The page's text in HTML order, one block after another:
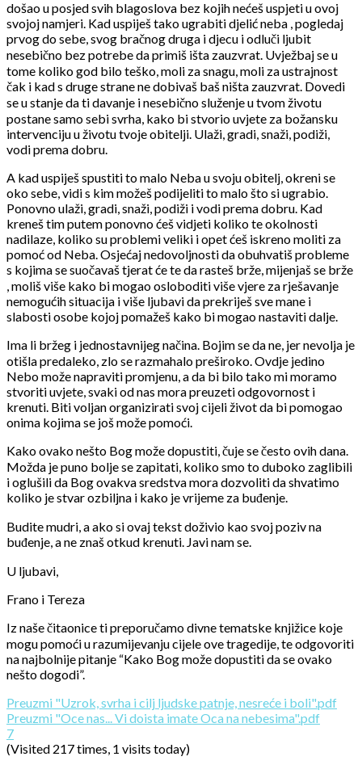
došao u posjed svih blagoslova bez kojih nećeš uspjeti u ovoj
svojoj namjeri. Kad uspiješ tako ugrabiti djelić neba , pogledaj
prvog do sebe, svog bračnog druga i djecu i odluči ljubit
nesebično bez potrebe da primiš išta zauzvrat. Uvježbaj se u
tome koliko god bilo teško, moli za snagu, moli za ustrajnost
čak i kad s druge strane ne dobivaš baš ništa zauzvrat. Dovedi
se u stanje da ti davanje i nesebično služenje u tvom životu
postane samo sebi svrha, kako bi stvorio uvjete za božansku
intervenciju u životu tvoje obitelji. Ulaži, gradi, snaži, podiži,
vodi prema dobru.
A kad uspiješ spustiti to malo Neba u svoju obitelj, okreni se
oko sebe, vidi s kim možeš podijeliti to malo što si ugrabio.
Ponovno ulaži, gradi, snaži, podiži i vodi prema dobru. Kad
kreneš tim putem ponovno ćeš vidjeti koliko te okolnosti
nadilaze, koliko su problemi veliki i opet ćeš iskreno moliti za
pomoć od Neba. Osjećaj nedovoljnosti da obuhvatiš probleme
s kojima se suočavaš tjerat će te da rasteš brže, mijenjaš se brže
, moliš više kako bi mogao osloboditi više vjere za rješavanje
nemogućih situacija i više ljubavi da prekriješ sve mane i
slabosti osobe kojoj pomažeš kako bi mogao nastaviti dalje.
Ima li bržeg i jednostavnijeg načina. Bojim se da ne, jer nevolja je
otišla predaleko, zlo se razmahalo preširoko. Ovdje jedino
Nebo može napraviti promjenu, a da bi bilo tako mi moramo
stvoriti uvjete, svaki od nas mora preuzeti odgovornost i
krenuti. Biti voljan organizirati svoj cijeli život da bi pomogao
onima kojima se još može pomoći.
Kako ovako nešto Bog može dopustiti, čuje se često ovih dana.
Možda je puno bolje se zapitati, koliko smo to duboko zaglibili
i oglušili da Bog ovakva sredstva mora dozvoliti da shvatimo
koliko je stvar ozbiljna i kako je vrijeme za buđenje.
Budite mudri, a ako si ovaj tekst doživio kao svoj poziv na
buđenje, a ne znaš otkud krenuti. Javi nam se.
U ljubavi,
Frano i Tereza
Iz naše čitaonice ti preporučamo divne tematske knjižice koje
mogu pomoći u razumijevanju cijele ove tragedije, te odgovoriti
na najbolnije pitanje “Kako Bog može dopustiti da se ovako
nešto dogodi”.
Preuzmi "Uzrok, svrha i cilj ljudske patnje, nesreće i boli".pdf
Preuzmi "Oce nas... Vi doista imate Oca na nebesima".pdf
7
(Visited 217 times, 1 visits today)